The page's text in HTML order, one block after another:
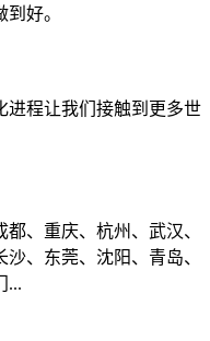
好。
进程让我们接触到更多世
、重庆、杭州、武汉、
、东莞、沈阳、青岛、
...